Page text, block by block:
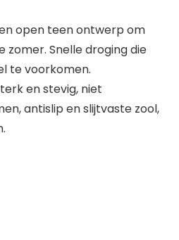
open teen ontwerp om
zomer. Snelle droging die
te voorkomen.
en stevig, niet
antislip en slijtvaste zool,